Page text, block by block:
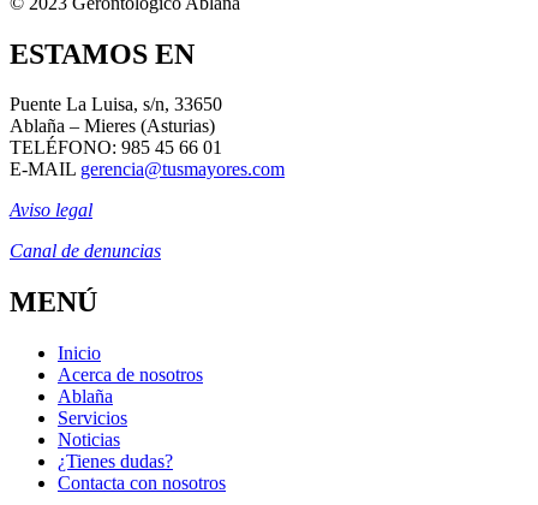
ESTAMOS EN
Puente La Luisa, s/n, 33650
Ablaña – Mieres (Asturias)
TELÉFONO: 985 45 66 01
E-MAIL gerencia@tusmayores.com
Aviso legal
Canal de denuncias
MENÚ
Inicio
Acerca de nosotros
Ablaña
Servicios
Noticias
¿Tienes dudas?
Contacta con nosotros